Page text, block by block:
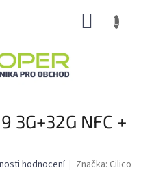
3G+32G NFC +
hodnocení Značka: Cilico